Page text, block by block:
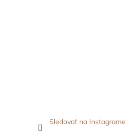
Sledovať na Instagrame